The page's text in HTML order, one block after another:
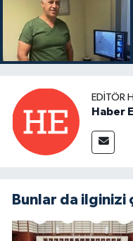
EDITÖR
Haber
Bunlar da ilginizi